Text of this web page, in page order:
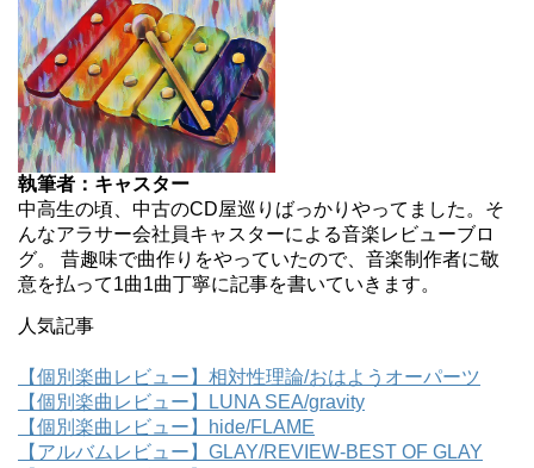
執筆者：キャスター
中高生の頃、中古のCD屋巡りばっかりやってました。そ
んなアラサー会社員キャスターによる音楽レビューブロ
グ。 昔趣味で曲作りをやっていたので、音楽制作者に敬
意を払って1曲1曲丁寧に記事を書いていきます。
人気記事
【個別楽曲レビュー】相対性理論/おはようオーパーツ
【個別楽曲レビュー】LUNA SEA/gravity
【個別楽曲レビュー】hide/FLAME
【アルバムレビュー】GLAY/REVIEW-BEST OF GLAY